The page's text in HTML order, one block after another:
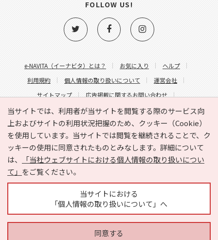
当サイトでは、利用者が当サイトを閲覧する際のサービス向
上およびサイトの利用状況把握のため、クッキー（Cookie）
を使用しています。当サイトでは閲覧を継続されることで、ク
ッキーの使用に同意されたものとみなします。詳細について
は、
「当社ウェブサイトにおける個人情報の取り扱いについ
て」 をご覧ください。
当サイトにおける
「個人情報の取り扱いについて」へ
同意する
e-NAVITA（イーナビタ）とは？ お気に入り
ヘルプ
利用規約
個人情報の取り扱いについて
運営会社
サイトマップ
広告掲載に関するお問い合わせ
サイトの内容に関するお問い合わせ
FOLLOW US!
Copyright © HYOJITO.Co.,Ltd. All Rights Reserved.